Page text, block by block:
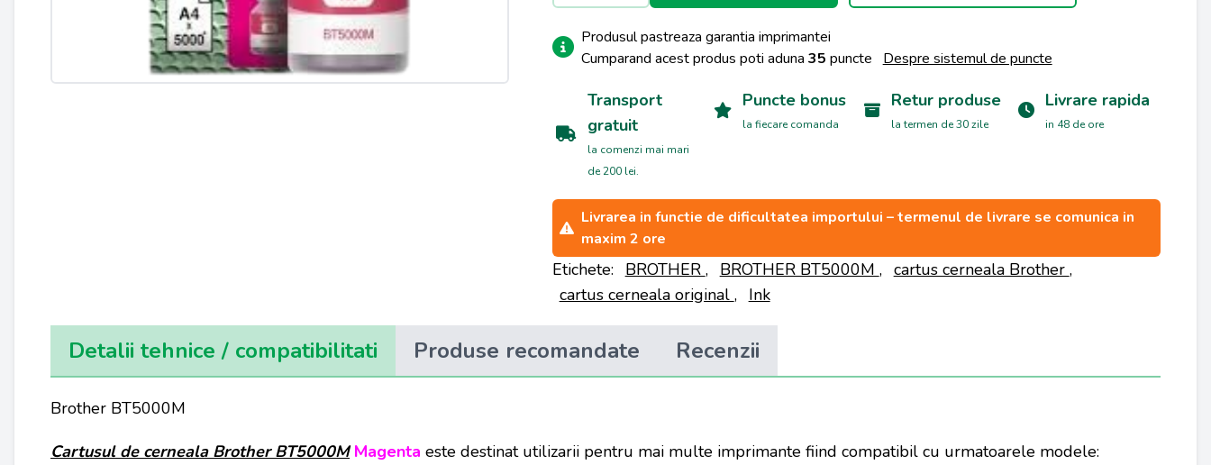
Produsul pastreaza garantia imprimantei
Cumparand acest produs poti aduna 35 puncte Despre sistemul de puncte
Transport
gratuit
la comenzi mai mari
de 200 lei.
Puncte bonus
la fiecare comanda
Retur produse
la termen de 30 zile
Livrare rapida
in 48 de ore
Livrarea in functie de dificultatea importului – termenul de livrare se comunica in
maxim 2 ore
Etichete: BROTHER , BROTHER BT5000M , cartus cerneala Brother ,
cartus cerneala original , Ink
Detalii tehnice / compatibilitati Produse recomandate Recenzii
Brother BT5000M
Cartusul de cerneala Brother BT5000M Magenta este destinat utilizarii pentru mai multe imprimante fiind compatibil cu urmatoarele modele: